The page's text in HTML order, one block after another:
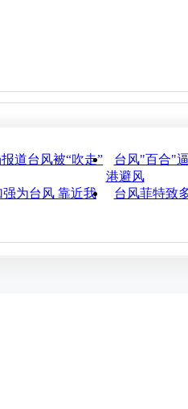
道台风被“吹走”
台风"百合"
港避风
为台风 靠近我
台风菲特致